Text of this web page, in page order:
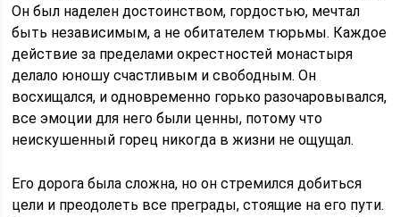
Он был наделен достоинством, гордостью, мечтал
быть независимым, а не обитателем тюрьмы. Каждое
действие за пределами окрестностей монастыря
делало юношу счастливым и свободным. Он
восхищался, и одновременно горько разочаровывался,
все эмоции для него были ценны, потому что
неискушенный горец никогда в жизни не ощущал.
Его дорога была сложна, но он стремился добиться
цели и преодолеть все преграды, стоящие на его пути.